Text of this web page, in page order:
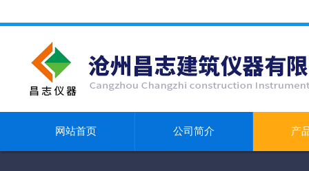
网站首页 公司简介 产